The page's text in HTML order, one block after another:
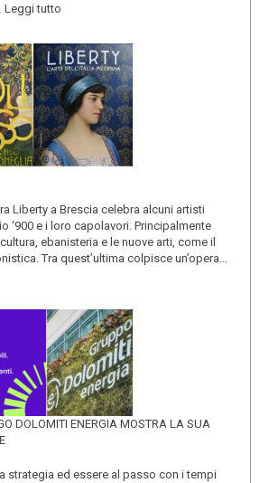
Leggi tutto
BLACKBERRY,
LA
STORIA
E
LA
VISIONE
ALL’ORIGINE
DI
NOME
Liberty a Brescia celebra alcuni artisti
‘900 e i loro capolavori. Principalmente
ebanisteria e le nuove arti, come il
Tra quest’ultima colpisce un’opera…
DOLOMITI ENERGIA MOSTRA LA SUA
strategia ed essere al passo con i tempi